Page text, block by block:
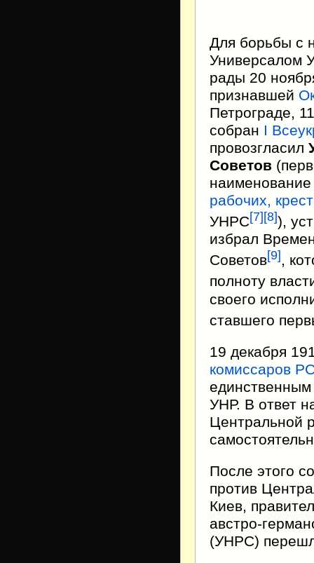
Для борьбы с
Универсалом
рады 20
признавшей
Петрограде, 11
собран I
провозгласил
Советов
рабочих,
УНРС[7] [8]),
избрал
Советов[9] ,
полноту
своего
ставшего
19 декабря
комиссаров
единственным
УНР. В ответ
Центральной
После этого
против
Киев,
австро-
(УНРС)